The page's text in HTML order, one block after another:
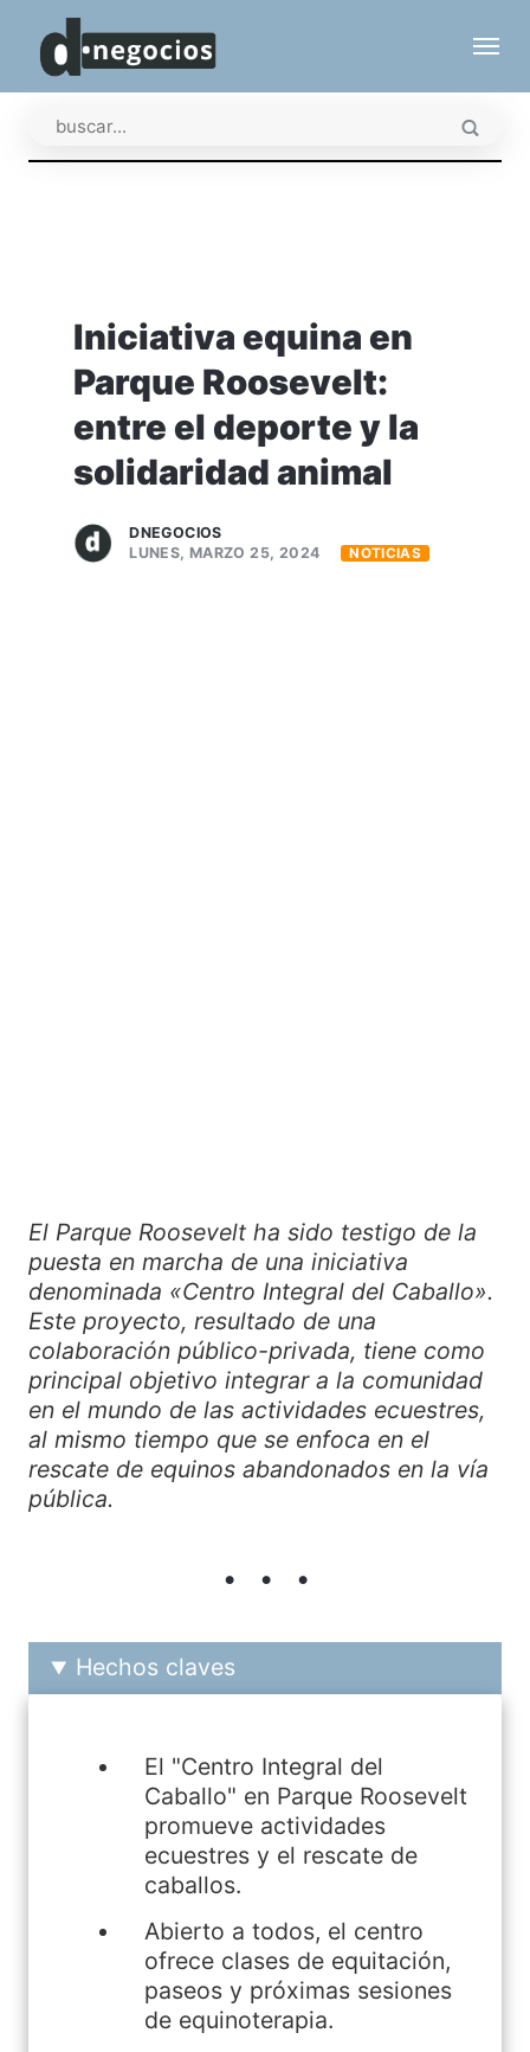
Iniciativa equina en
Parque Roosevelt:
entre el deporte y la
solidaridad animal
DNEGOCIOS
LUNES, MARZO 25, 2024
NOTICIAS
El Parque Roosevelt ha sido testigo de la
puesta en marcha de una iniciativa
denominada «Centro Integral del Caballo».
Este proyecto, resultado de una
colaboración público-privada, tiene como
principal objetivo integrar a la comunidad
en el mundo de las actividades ecuestres,
al mismo tiempo que se enfoca en el
rescate de equinos abandonados en la vía
pública.
Hechos claves
El "Centro Integral del
Caballo" en Parque Roosevelt
promueve actividades
ecuestres y el rescate de
caballos.
Abierto a todos, el centro
ofrece clases de equitación,
paseos y próximas sesiones
de equinoterapia.